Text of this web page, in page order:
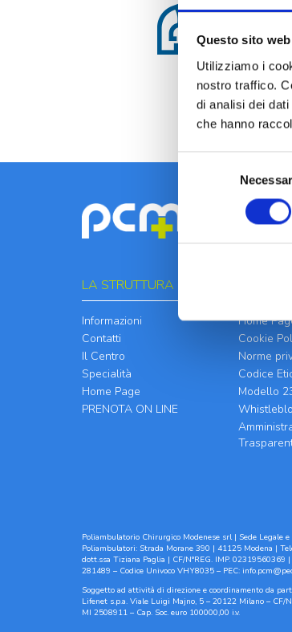
Questo sito
Utilizziamo i
nostro traffico.
di analisi dei
che hanno
Selezione
LA STRUTTURA
Informazioni
Contatti
Il Centro
Specialità
Home Page
PRENOTA ON LINE
Home
Cookie
Norme
Codice
Modello
Poliambulatorio Chirurgico Modenese srl | Sede Legale
Poliambulatori: Strada Morane 390 | 41125 Modena |
dott.ssa Tiziana Paglia | CF/N°REG. IMP. 02319560369
281489 – Codice Univoco VHY8035 – PEC:
Soggetto ad attività di direzione e coordinamento da
Lifenet s.p.a. Viale Luigi Majno, 5 – 20122 Milano – CF/
MI 2508911 – Cap. Soc. euro 100000,00 i.v.